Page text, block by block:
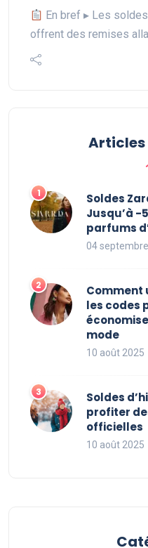
En bref ▸ Les
offrent des remises
Soldes
Jusqu’à -
parfums
04
les codes
mode
10 août 2025
Soldes
profiter
officielles
10 août 2025